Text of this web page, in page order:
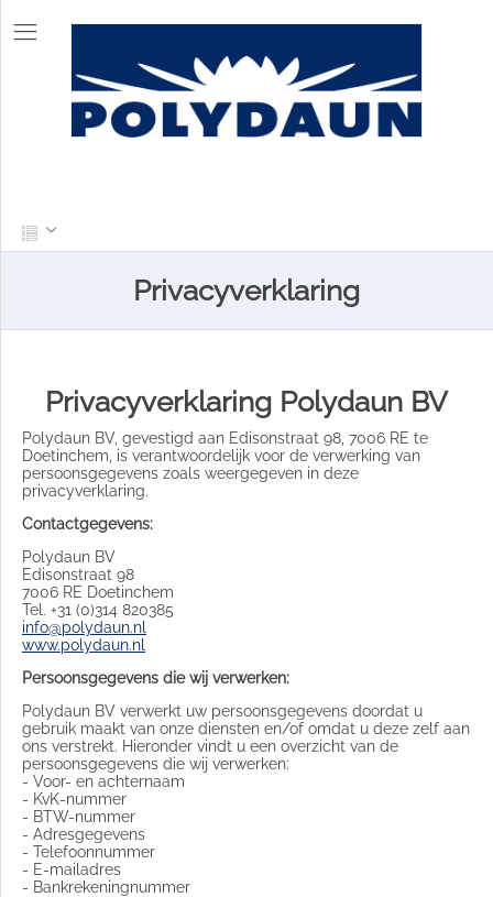
Privacyverklaring
Privacyverklaring Polydaun BV
Polydaun BV, gevestigd aan Edisonstraat 98, 7006 RE te
Doetinchem, is verantwoordelijk voor de verwerking van
persoonsgegevens zoals weergegeven in deze
privacyverklaring.
Contactgegevens:
Polydaun BV
Edisonstraat 98
7006 RE Doetinchem
Tel. +31 (0)314 820385
info@polydaun.nl
www.polydaun.nl
Persoonsgegevens die wij verwerken:
Polydaun BV verwerkt uw persoonsgegevens doordat u
gebruik maakt van onze diensten en/of omdat u deze zelf aan
ons verstrekt. Hieronder vindt u een overzicht van de
persoonsgegevens die wij verwerken:
- Voor- en achternaam
- KvK-nummer
- BTW-nummer
- Adresgegevens
- Telefoonnummer
- E-mailadres
- Bankrekeningnummer